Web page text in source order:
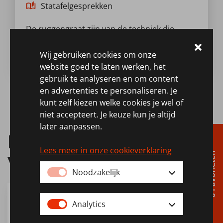
Statafelgesprekken
De ruggengraat zijn van de techniek die
Lees meer
Interessante
vacatures
Monteur E&I
0 Favorieten
Wij gebruiken cookies om onze
website goed te laten werken, het
gebruik te analyseren en om content
en advertenties te personaliseren. Je
kunt zelf kiezen welke cookies je wel of
niet accepteert. Je keuze kun je altijd
later aanpassen.
Lees meer in onze cookieverklaring
Noodzakelijk
Analytics